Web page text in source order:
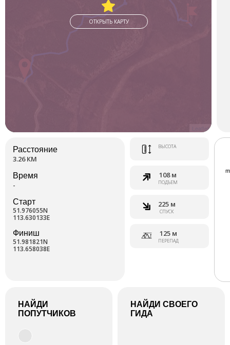
Leaflet
ОТКРЫТЬ КАРТУ
Расстояние
3.26 КМ
Время
-
Старт
51.976055N
113.630133E
Финиш
51.981821N
113.658038E
ВЫСОТА
108 м
ПОДЪЕМ
225 м
СПУСК
125 м
ПЕРЕПАД
m
НАЙДИ
ПОПУТЧИКОВ
НАЙДИ СВОЕГО
ГИДА